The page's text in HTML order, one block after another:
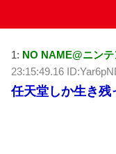
1: NO NAME@ニン
23:15:49.16
任天堂しか生き残